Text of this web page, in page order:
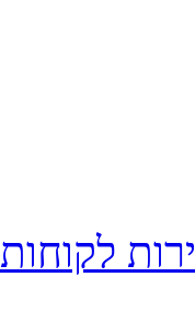
לקוחות 0-777-14-14-14